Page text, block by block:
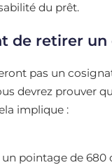
du prêt.
de retirer
pas un
devrez prouver
implique :
pointage de 680